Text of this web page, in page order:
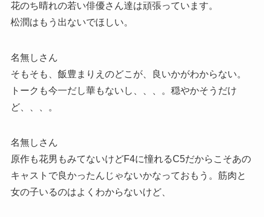
花のち晴れの若い俳優さん達は頑張っています。
松潤はもう出ないでほしい。
名無しさん
そもそも、飯豊まりえのどこが、良いかがわからない。
トークも今一だし華もないし、、、。穏やかそうだけ
ど、、、。
名無しさん
原作も花男もみてないけどF4に憧れるC5だからこそあの
キャストで良かったんじゃないかなっておもう。筋肉と
女の子いるのはよくわからないけど、